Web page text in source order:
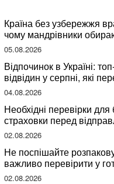
Країна без узбережжя
чому мандрівники
відпочинок
05.08.2026
Відпочинок в Україні:
відвідин у серпні, які
закордонні враження
04.08.2026
Необхідні перевірки
страховки перед
подорож
02.08.2026
Не поспішайте
важливо перевірити у
за словами досвідченої
02.08.2026